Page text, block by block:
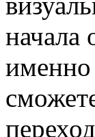
начала
именно